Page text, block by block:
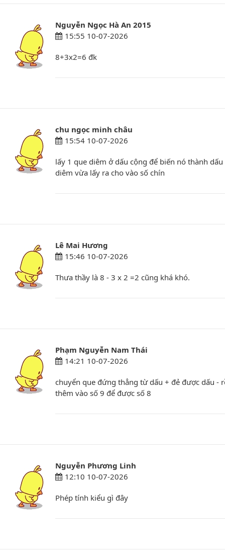
Nguyễn Ngọc Hà An 2015
15:55 10-07-2026
8+3x2=6 đk
chu ngọc minh châu
15:54 10-07-2026
lấy 1 que diêm ở dấu cộng để biến nó thành
diêm vừa lấy ra cho vào số chín
Lê Mai Hương
15:46 10-07-2026
Thưa thầy là 8 - 3 x 2 =2 cũng khá khó.
Phạm Nguyễn Nam Thái
14:21 10-07-2026
chuyển que đứng thẳng từ dấu + đẻ được dấu -
thêm vào số 9 để được số 8
Nguyễn Phương Linh
12:10 10-07-2026
Phép tính kiểu gì đây